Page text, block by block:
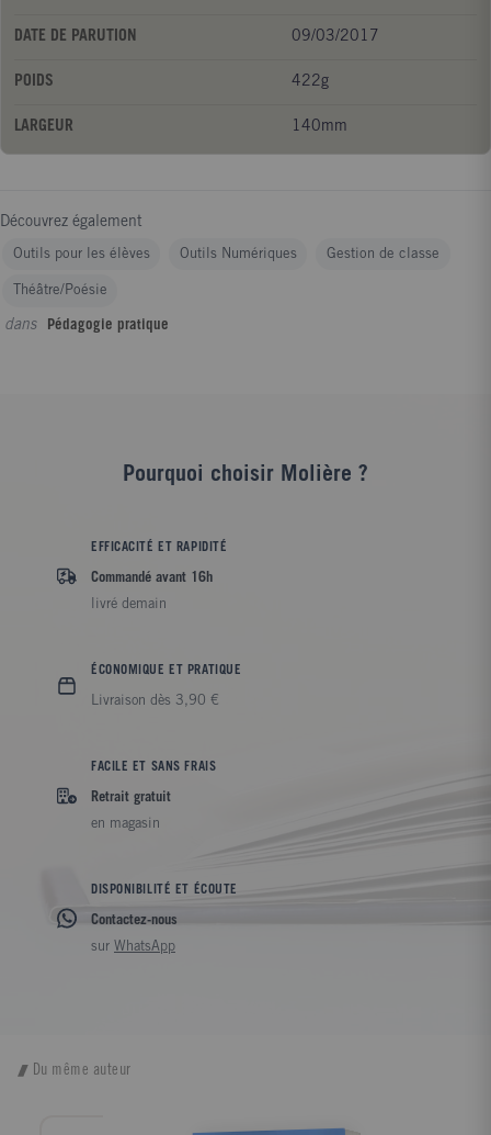
DATE DE PARUTION 09/03/2017
POIDS 422g
LARGEUR 140mm
Découvrez également
Outils pour les élèves Outils Numériques Gestion de classe
Théâtre/Poésie
dans Pédagogie pratique
Pourquoi choisir Molière ?
EFFICACITÉ ET RAPIDITÉ
Commandé avant 16h
livré demain
ÉCONOMIQUE ET PRATIQUE
Livraison dès 3,90 €
FACILE ET SANS FRAIS
Retrait gratuit
en magasin
DISPONIBILITÉ ET ÉCOUTE
Contactez-nous
sur WhatsApp
Du même auteur